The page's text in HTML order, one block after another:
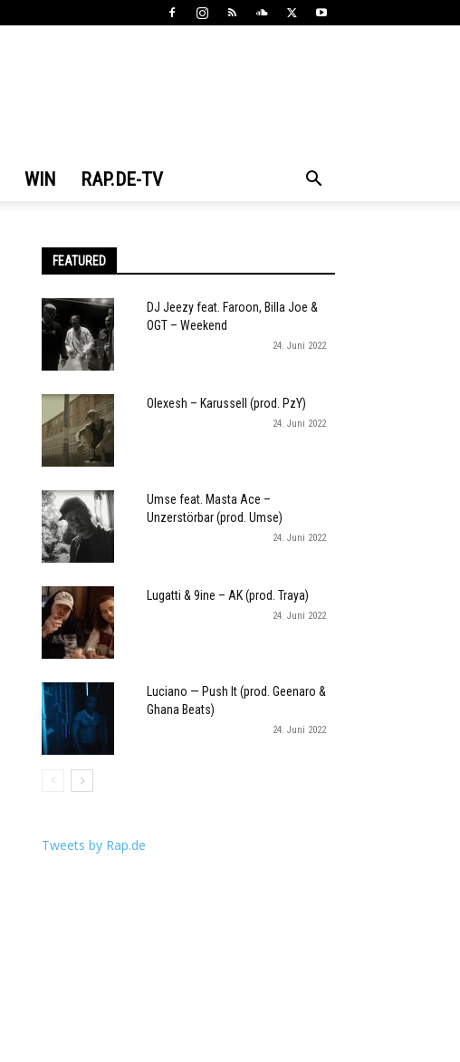
WIN RAP.DE-TV
FEATURED
DJ Jeezy feat. Faroon, Billa Joe &
OGT – Weekend
24. Juni 2022
Olexesh – Karussell (prod. PzY)
24. Juni 2022
Umse feat. Masta Ace –
Unzerstörbar (prod. Umse)
24. Juni 2022
Lugatti & 9ine – AK (prod. Traya)
24. Juni 2022
Luciano — Push It (prod. Geenaro &
Ghana Beats)
24. Juni 2022
Tweets by Rap.de